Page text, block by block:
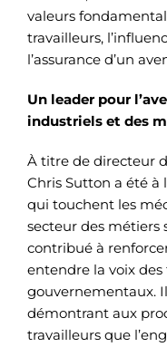
valeurs
travailleurs,
l’assurance d’un
Un leader pour
industriels et des
À titre de directeur
Chris Sutton a été à
qui touchent les
secteur des métiers
contribué à
entendre la voix des
gouvernementaux.
démontrant aux
travailleurs que